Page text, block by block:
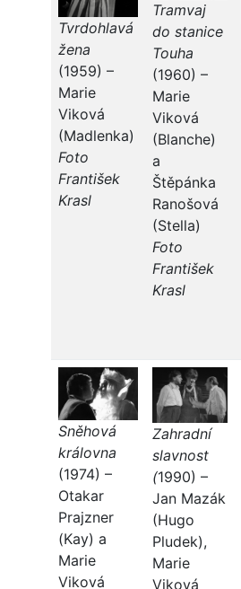
Tvrdohlavá
žena
(1959) –
Marie
Viková
(Madlenka)
Foto
František
Krasl
Tramvaj
do stanice
Touha
(1960) –
Marie
Viková
(Blanche)
a
Štěpánka
Ranošová
(Stella)
Foto
František
Krasl
Sněhová
královna
(1974) –
Otakar
Prajzner
(Kay) a
Marie
Viková
Zahradní
slavnost
(1990) –
Jan Mazák
(Hugo
Pludek),
Marie
Viková